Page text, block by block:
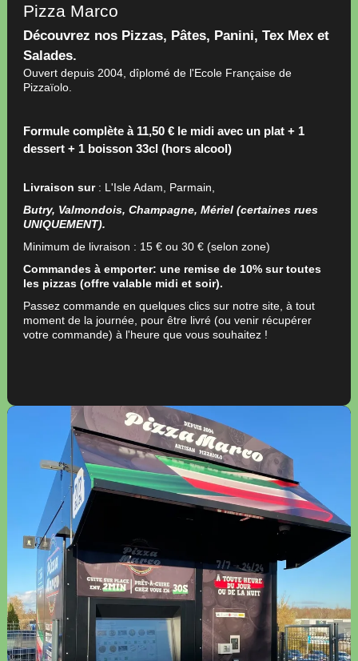
Pizza Marco
Découvrez nos Pizzas, Pâtes, Panini, Tex Mex et
Salades.
Ouvert depuis 2004, dîplomé de l'Ecole Française de
Pizzaïolo.
Formule complète à 11,50 €le midi avec un plat + 1
dessert + 1 boisson 33cl (hors alcool)
Livraison sur: L'Isle Adam, Parmain,
Butry, Valmondois, Champagne, Mériel (certaines rues
UNIQUEMENT).
Minimum de livraison : 15 € ou 30 € (selon zone)
Commandes à emporter: une remise de 10% sur toutes
les pizzas (offre valable midi et soir).
Passez commande en quelques clics sur notre site, à tout
moment de la journée, pour être livré (ou venir récupérer
votre commande) à l'heure que vous souhaitez !